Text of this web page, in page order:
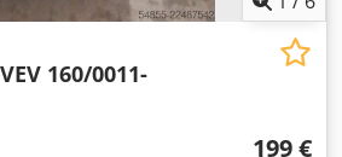
160/0011-
199 €